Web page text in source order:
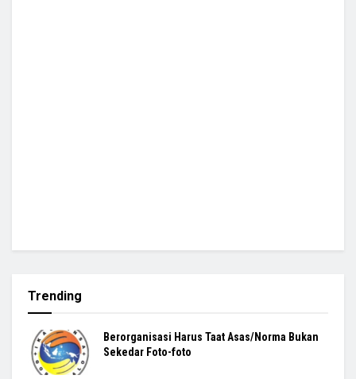
Trending
Berorganisasi Harus Taat Asas/Norma Bukan
Sekedar Foto-foto